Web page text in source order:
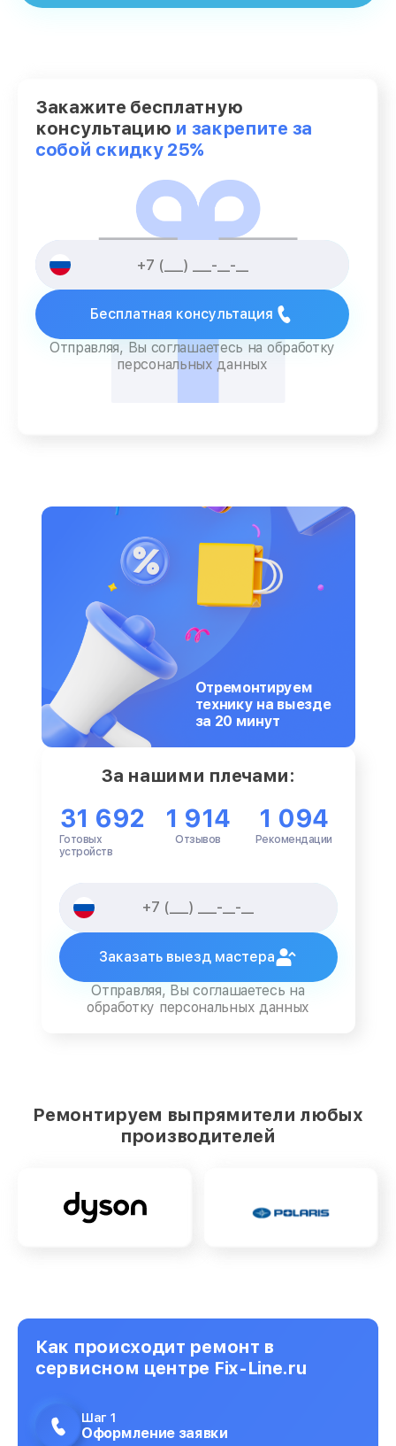
Закажите бесплатную
консультацию и закрепите за
собой скидку 25%
Бесплатная консультация
Отправляя, Вы соглашаетесь на обработку
персональных данных
Отремонтируем
технику на выезде
за 20 минут
За нашими плечами:
31 692
Готовых
устройств
1 914
Отзывов
1 094
Рекомендации
Заказать выезд мастера
Отправляя, Вы соглашаетесь на
обработку персональных данных
Ремонтируем выпрямители любых
производителей
Как происходит ремонт в
сервисном центре Fix-Line.ru
Шаг 1
Оформление заявки